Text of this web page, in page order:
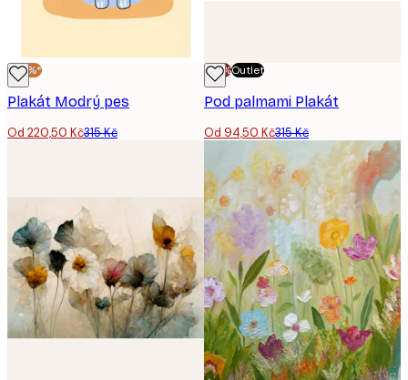
-30%*
Plakát Modrý pes
Od 220,50 Kč315 Kč
-70%Outlet
Pod palmami Plakát
Od 94,50 Kč315 Kč